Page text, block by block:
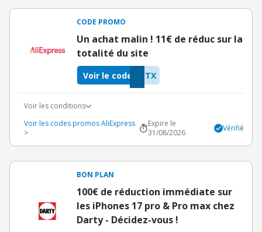
CODE PROMO
Un achat malin ! 11€ de réduc sur la
totalité du site
ETX
Voir le code
Voir les conditions
Voir les codes promos AliExpress
>
Expire le
31/08/2026
Vérifié
BON PLAN
100€ de réduction immédiate sur
les iPhones 17 pro & Pro max chez
Darty - Décidez-vous !